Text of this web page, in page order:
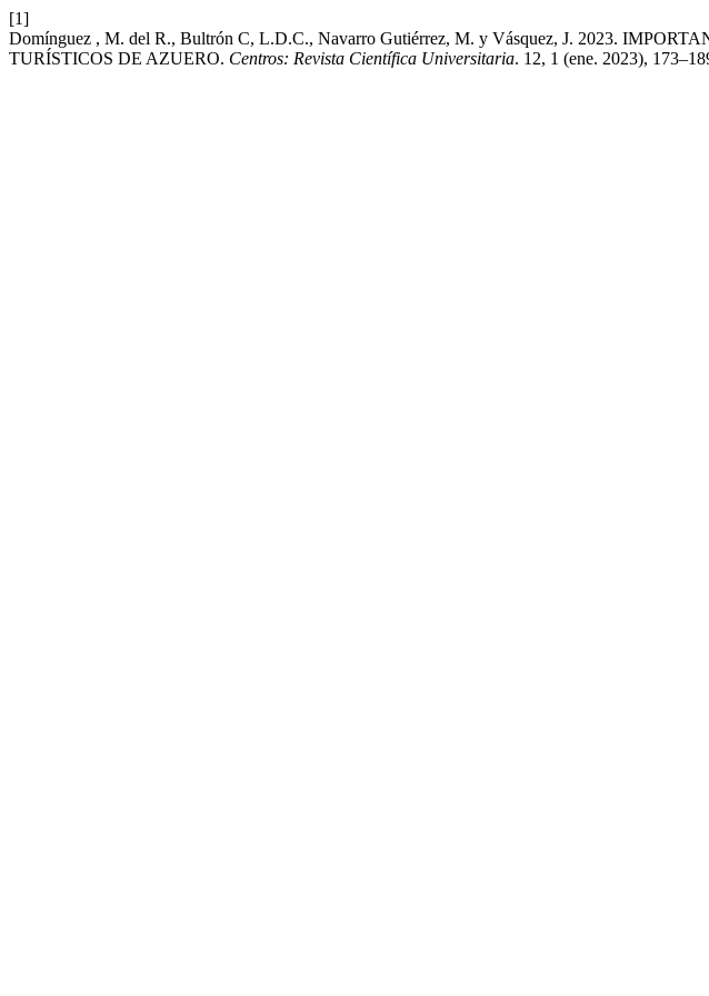
[1]
Domínguez , M. del R., Bultrón C, L.D.C., Navarro Gutiérrez, M. y Vásquez, J. 2023.
TURÍSTICOS DE AZUERO. Centros: Revista Científica Universitaria. 12, 1 (ene. 2023),